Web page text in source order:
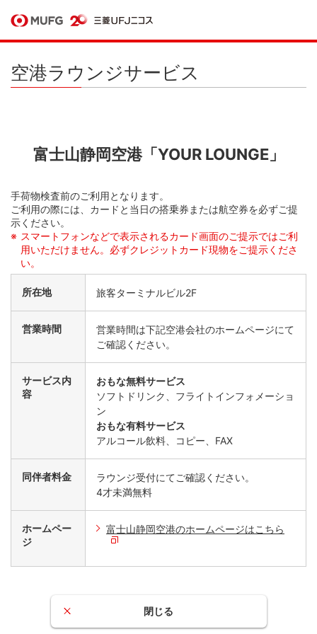
空港ラウンジサービス
富士山静岡空港「YOUR LOUNGE」
手荷物検査前のご利用となります。
ご利用の際には、カードと当日の搭乗券または航空券を必ずご提
示ください。
スマートフォンなどで表示されるカード画面のご提示ではご利
用いただけません。必ずクレジットカード現物をご提示くださ
い。
所在地 旅客ターミナルビル2F
営業時間
営業時間は下記空港会社のホームページにて
ご確認ください。
サービス内
容
おもな無料サービス
ソフトドリンク、フライトインフォメーショ
ン
おもな有料サービス
アルコール飲料、コピー、FAX
同伴者料金
ラウンジ受付にてご確認ください。
4才未満無料
ホームペー
ジ
富士山静岡空港のホームページはこちら
閉じる